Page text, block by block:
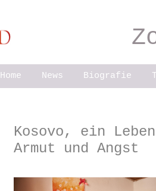
Home News Biografie
Kosovo, ein
Armut und Angst